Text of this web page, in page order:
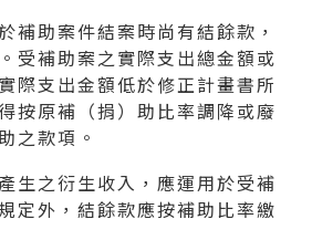
補助案件結案時尚有結餘款，
受補助案之實際支出總金額或
際支出金額低於修正計畫書所
按原補（捐）助比率調降或廢
之款項。
生之衍生收入，應運用於受補
定外，結餘款應按補助比率繳